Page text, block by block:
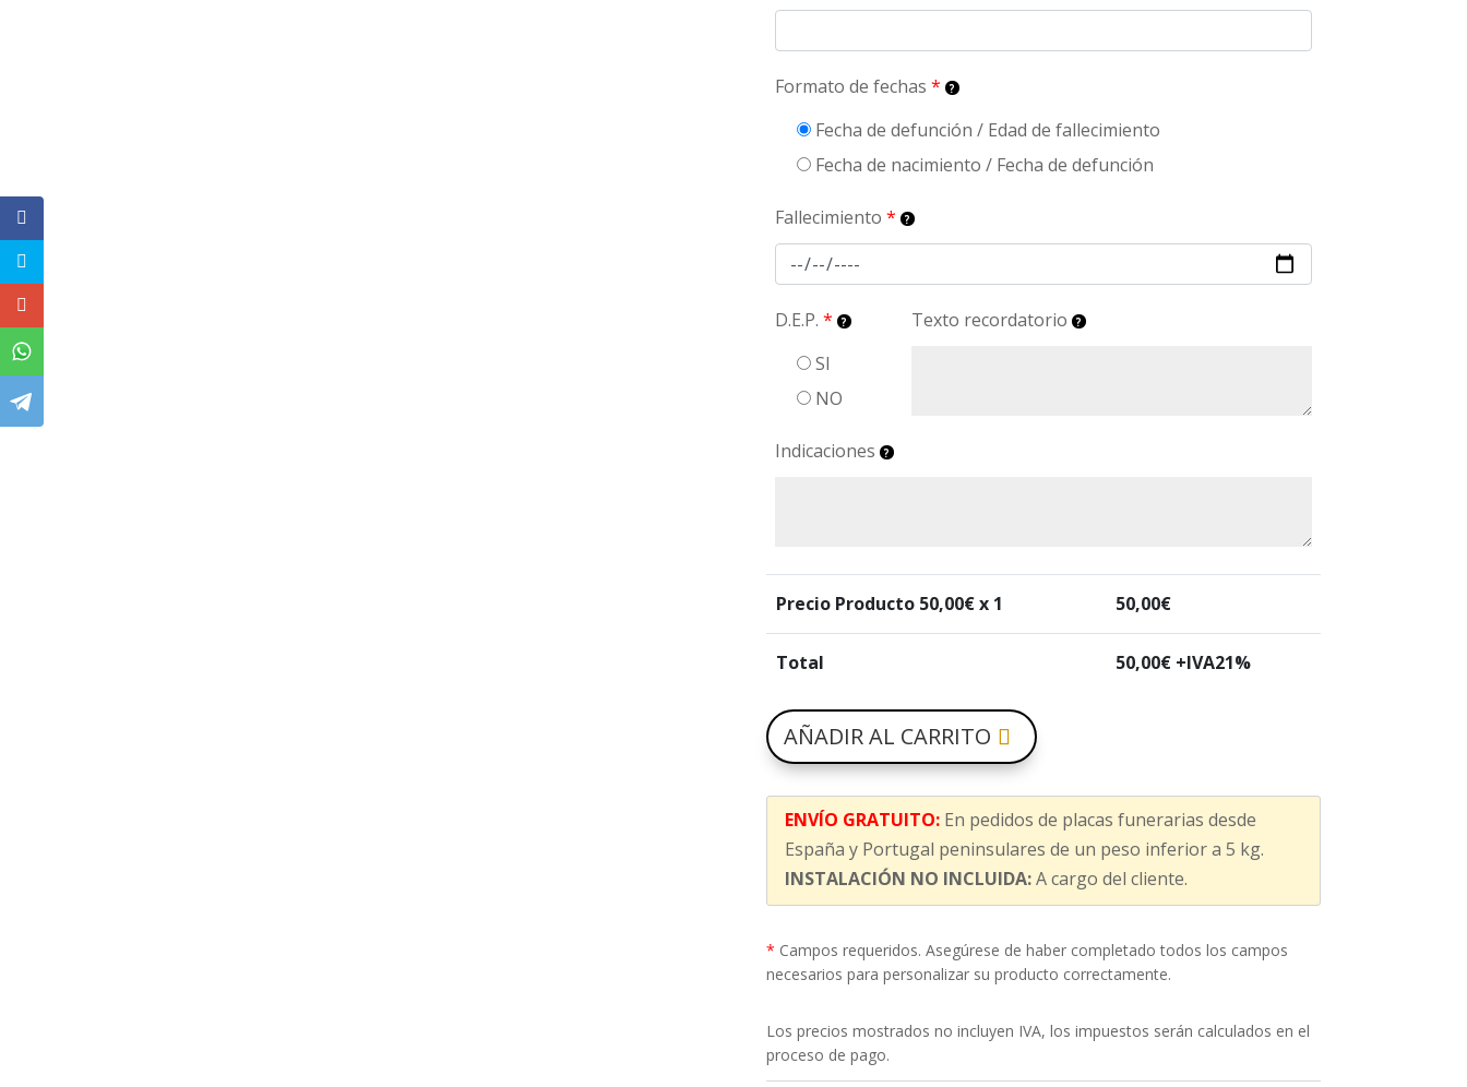
Formato de fechas *
Fecha de defunción / Edad de fallecimiento
Fecha de nacimiento / Fecha de defunción
Fallecimiento *
D.E.P. *
SI
NO
Texto recordatorio
Indicaciones
Precio Producto 50,00€ x 1 50,00€
Total 50,00€ +IVA21%
AÑADIR AL CARRITO
ENVÍO GRATUITO:En pedidos de placas funerarias desde
España y Portugal peninsulares de un peso inferior a 5 kg.
INSTALACIÓN NO INCLUIDA:A cargo del cliente.
* Campos requeridos. Asegúrese de haber completado todos los campos
necesarios para personalizar su producto correctamente.
Los precios mostrados no incluyen IVA, los impuestos serán calculados en el
proceso de pago.